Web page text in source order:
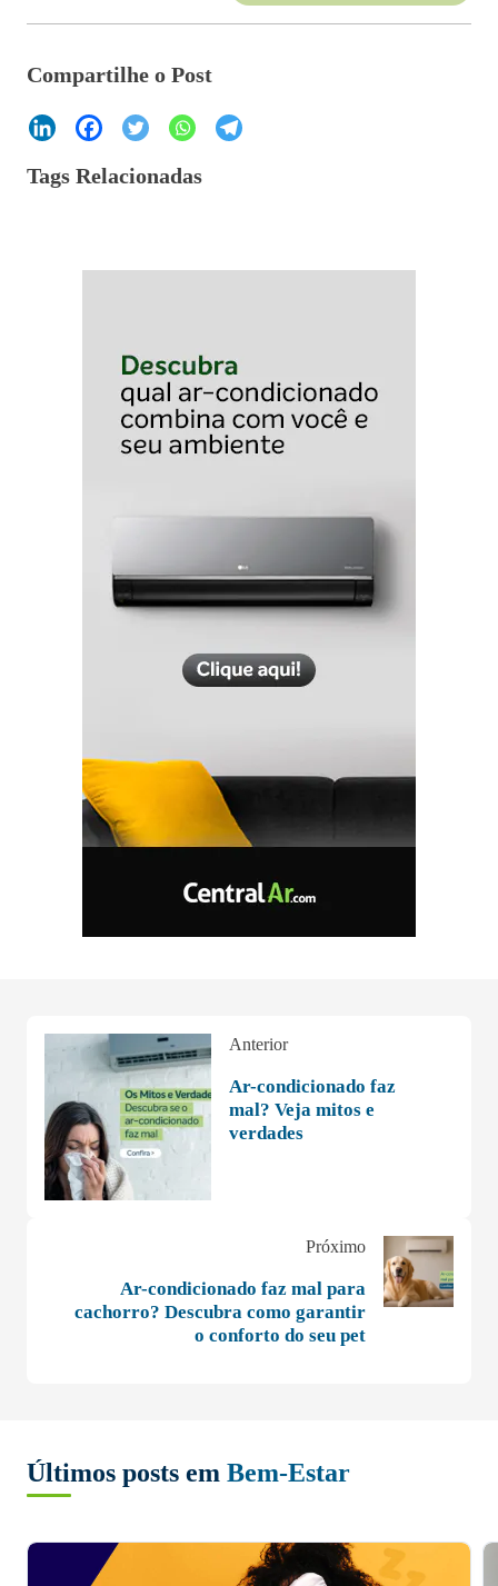
Compartilhe o Post
Tags Relacionadas
Anterior
Ar-condicionado faz
mal? Veja mitos e
verdades
Próximo
Ar-condicionado faz mal para
cachorro? Descubra como garantir
o conforto do seu pet
Últimos posts em Bem-Estar